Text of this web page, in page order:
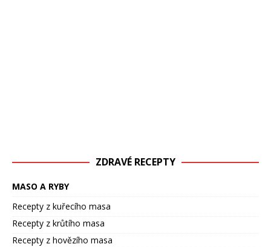
ZDRAVÉ RECEPTY
MASO A RYBY
Recepty z kuřecího masa
Recepty z krůtího masa
Recepty z hovězího masa